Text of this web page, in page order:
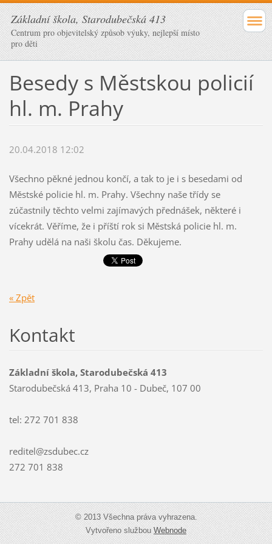
Základní škola, Starodubečská 413
Centrum pro objevitelský způsob výuky, nejlepší místo
pro děti
Besedy s Městskou policií
hl. m. Prahy
20.04.2018 12:02
Všechno pěkné jednou končí, a tak to je i s besedami od
Městské policie hl. m. Prahy. Všechny naše třídy se
zúčastnily těchto velmi zajímavých přednášek, některé i
vícekrát. Věříme, že i příští rok si Městská policie hl. m.
Prahy udělá na naši školu čas. Děkujeme.
« Zpět
Kontakt
Základní škola, Starodubečská 413
Starodubečská 413, Praha 10 - Dubeč, 107 00
tel: 272 701 838
reditel@zsdubec.cz
272 701 838
© 2013 Všechna práva vyhrazena.
Vytvořeno službouWebnode